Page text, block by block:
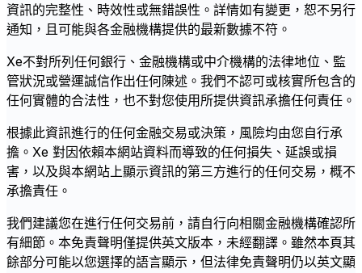
資訊的完整性、時效性或無錯誤性。詳情如有變更，恕不另行
通知，且可能與各金融機構提供的最新數據不符。
Xe不對所列任何銀行、金融機構或中介機構的法律地位、監
管狀況或營運誠信作出任何陳述。我們不認可或核實所包含的
任何實體的合法性，也不對您使用所提供資訊承擔任何責任。
根據此資訊進行的任何金融交易或決策，風險均由您自行承
擔。Xe 對因依賴本網站資料而導致的任何損失、延誤或損
害，以及與本網站上顯示資訊的第三方進行的任何交易，概不
承擔責任。
我們建議您在進行任何交易前，請自行向相關金融機構確認所
有細節。本免責聲明僅提供英文版本，未經翻譯。雖然本頁其
餘部分可能以您選擇的語言顯示，但法律免責聲明仍以英文顯